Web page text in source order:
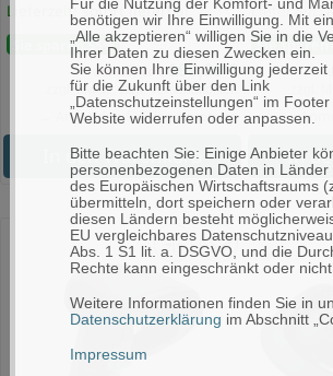
Für die Nutzung der Komfort- und
benötigen wir Ihre Einwilligung. Mit
„Alle akzeptieren“ willigen Sie in die
Ihrer Daten zu diesen Zwecken ein.
Sie können Ihre Einwilligung jederzeit
für die Zukunft über den Link
„Datenschutzeinstellungen“ im
Website widerrufen oder anpassen.
Bitte beachten Sie: Einige Anbieter
personenbezogenen Daten in
des Europäischen Wirtschaftsraums
übermitteln, dort speichern oder
diesen Ländern besteht
EU vergleichbares
Abs. 1 S1 lit. a. DSGVO, und die
Rechte kann eingeschränkt oder
Weitere Informationen finden Sie in
Datenschutzerklärung im Abschnitt
Impressum
Lieferzeit: sofort lieferbar
Sie sparen 55%
UVP 445,00 €199,00 €
zzgl. MwSt., zzgl.Versandkosten
→ Anmelden für Händlerpreise
In den Warenkorb
Lieferzeit:
Sie sparen
→
In